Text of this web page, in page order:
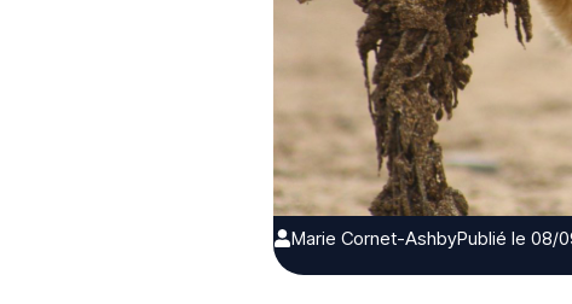
Marie Cornet-AshbyPublié le 08/